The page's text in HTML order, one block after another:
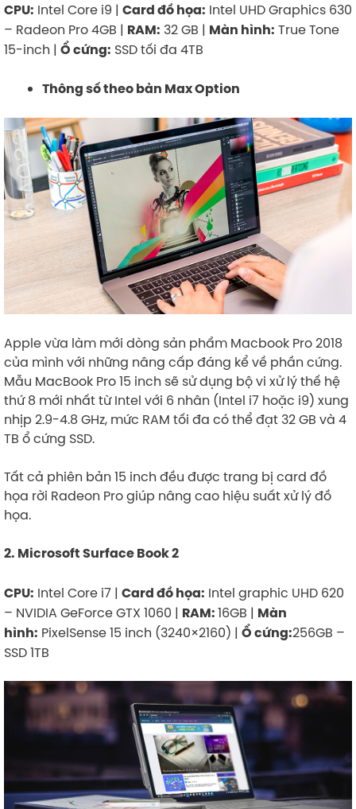
CPU: Intel Core i9 | Card đồ họa: Intel UHD Graphics 630
– Radeon Pro 4GB | RAM: 32 GB | Màn hình: True Tone
15-inch | Ổ cứng: SSD tối đa 4TB
Thông số theo bản Max Option
Apple vừa làm mới dòng sản phẩm Macbook Pro 2018
của mình với những nâng cấp đáng kể về phần cứng.
Mẫu MacBook Pro 15 inch sẽ sử dụng bộ vi xử lý thế hệ
thứ 8 mới nhất từ Intel với 6 nhân (Intel i7 hoặc i9) xung
nhịp 2.9-4.8 GHz, mức RAM tối đa có thể đạt 32 GB và 4
TB ổ cứng SSD.
Tất cả phiên bản 15 inch đều được trang bị card đồ
họa rời Radeon Pro giúp nâng cao hiệu suất xử lý đồ
họa.
2. Microsoft Surface Book 2
CPU: Intel Core i7 | Card đồ họa: Intel graphic UHD 620
– NVIDIA GeForce GTX 1060 | RAM:16GB | Màn
hình: PixelSense 15 inch (3240×2160) | Ổ cứng:256GB –
SSD 1TB